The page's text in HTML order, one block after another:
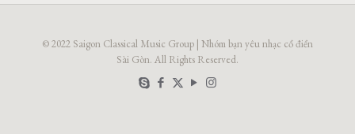
© 2022 Saigon Classical Music Group | Nhóm bạn yêu nhạc cổ điển
Sài Gòn. All Rights Reserved.